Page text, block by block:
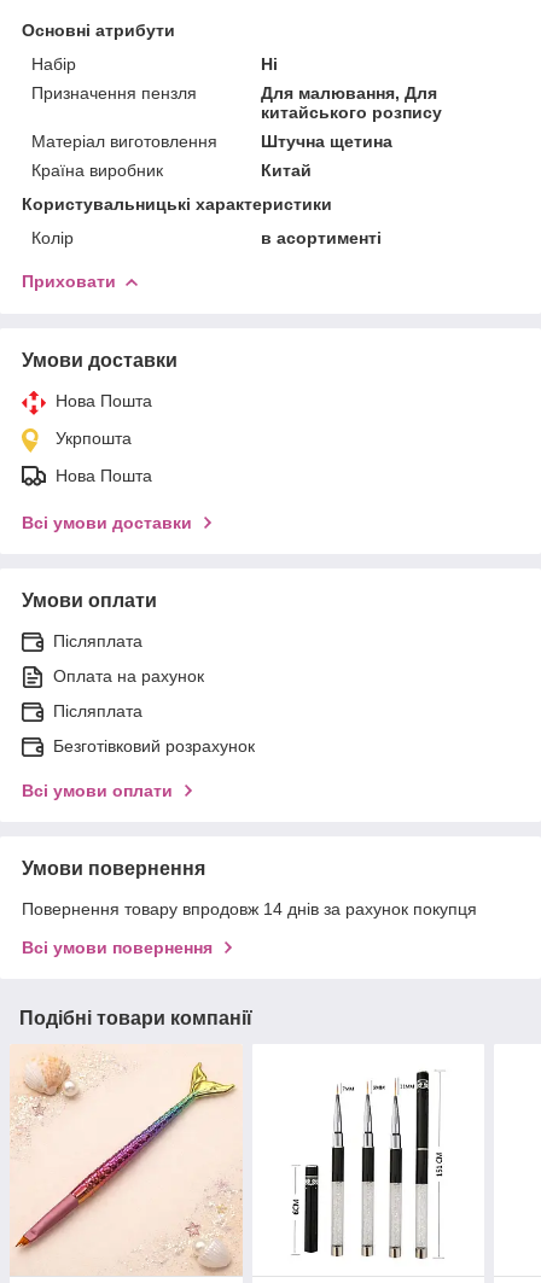
Основні атрибути
Набір
Ні
Призначення пензля
Для малювання, Для
китайського розпису
Матеріал виготовлення
Штучна щетина
Країна виробник
Китай
Користувальницькі характеристики
Колір
в асортименті
Приховати
Умови доставки
Нова Пошта
Укрпошта
Нова Пошта
Всі умови доставки
Умови оплати
Післяплата
Оплата на рахунок
Післяплата
Безготівковий розрахунок
Всі умови оплати
Умови повернення
Повернення товару впродовж 14 днів за рахунок покупця
Всі умови повернення
Подібні товари компанії